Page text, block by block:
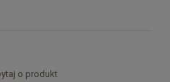
o produkt